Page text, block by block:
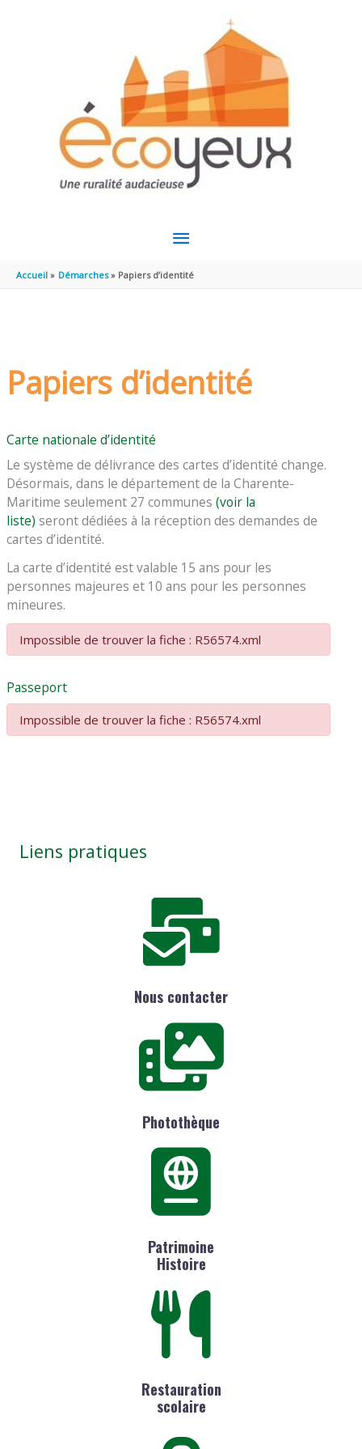
MENU
PRINCIPAL
Accueil Démarches Papiers d’identité
Papiers d’identité
Carte nationale d’identité
Le système de délivrance des cartes d’identité change.
Désormais, dans le département de la Charente-
Maritime seulement 27 communes(voir la
liste) seront dédiées à la réception des demandes de
cartes d’identité.
La carte d’identité est valable 15 ans pour les
personnes majeures et 10 ans pour les personnes
mineures.
Impossible de trouver la fiche : R56574.xml
Passeport
Impossible de trouver la fiche : R56574.xml
Liens pratiques
Nous contacter
Photothèque
Patrimoine
Histoire
Restauration
scolaire